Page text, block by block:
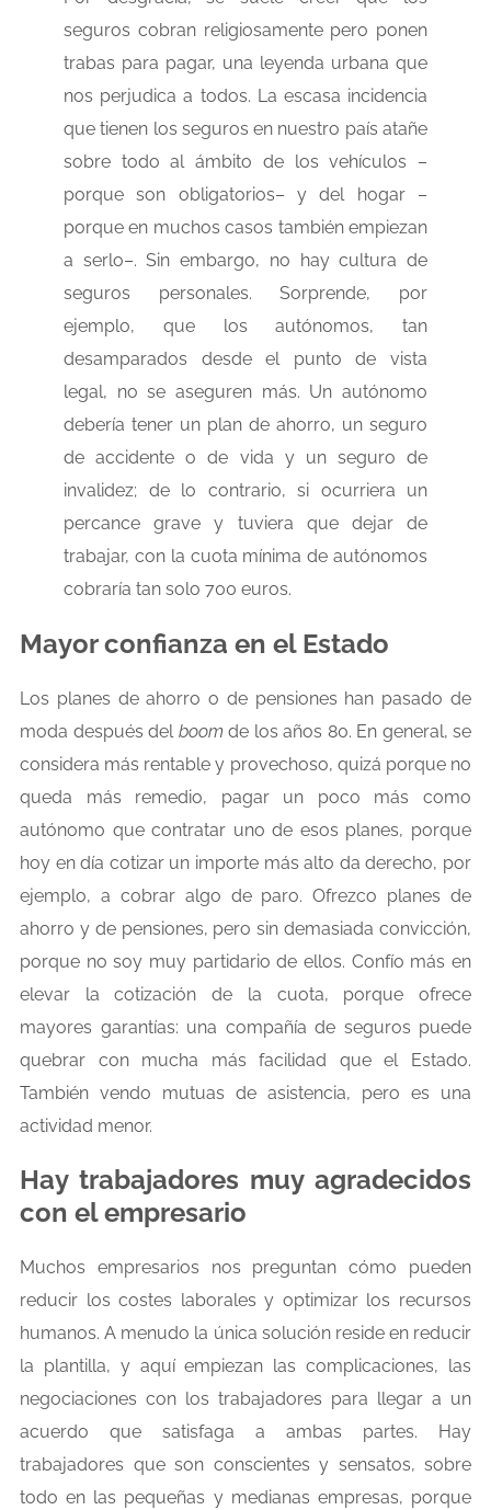
seguros cobran religiosamente pero ponen
trabas para pagar, una leyenda urbana que
nos perjudica a todos. La escasa incidencia
que tienen los seguros en nuestro país atañe
sobre todo al ámbito de los vehículos –
porque son obligatorios– y del hogar –
porque en muchos casos también empiezan
a serlo–. Sin embargo, no hay cultura de
seguros personales. Sorprende, por
ejemplo, que los autónomos, tan
desamparados desde el punto de vista
legal, no se aseguren más. Un autónomo
debería tener un plan de ahorro, un seguro
de accidente o de vida y un seguro de
invalidez; de lo contrario, si ocurriera un
percance grave y tuviera que dejar de
trabajar, con la cuota mínima de autónomos
cobraría tan solo 700 euros.
Mayor confianza en el Estado
Los planes de ahorro o de pensiones han pasado de
moda después del boomde los años 80. En general, se
considera más rentable y provechoso, quizá porque no
queda más remedio, pagar un poco más como
autónomo que contratar uno de esos planes, porque
hoy en día cotizar un importe más alto da derecho, por
ejemplo, a cobrar algo de paro. Ofrezco planes de
ahorro y de pensiones, pero sin demasiada convicción,
porque no soy muy partidario de ellos. Confío más en
elevar la cotización de la cuota, porque ofrece
mayores garantías: una compañía de seguros puede
quebrar con mucha más facilidad que el Estado.
También vendo mutuas de asistencia, pero es una
actividad menor.
Hay trabajadores muy agradecidos
con el empresario
Muchos empresarios nos preguntan cómo pueden
reducir los costes laborales y optimizar los recursos
humanos. A menudo la única solución reside en reducir
la plantilla, y aquí empiezan las complicaciones, las
negociaciones con los trabajadores para llegar a un
acuerdo que satisfaga a ambas partes. Hay
trabajadores que son conscientes y sensatos, sobre
todo en las pequeñas y medianas empresas, porque